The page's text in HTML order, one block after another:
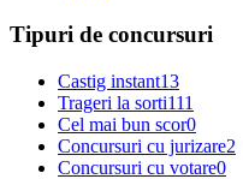
Tipuri de concursuri
Castig instant13
Trageri la sorti111
Cel mai bun scor0
Concursuri cu jurizare2
Concursuri cu votare0